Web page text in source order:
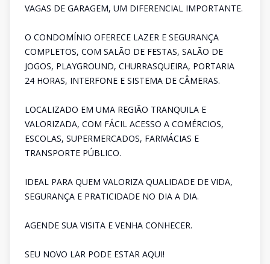
VAGAS DE GARAGEM, UM DIFERENCIAL IMPORTANTE.
O CONDOMÍNIO OFERECE LAZER E SEGURANÇA
COMPLETOS, COM SALÃO DE FESTAS, SALÃO DE
JOGOS, PLAYGROUND, CHURRASQUEIRA, PORTARIA
24 HORAS, INTERFONE E SISTEMA DE CÂMERAS.
LOCALIZADO EM UMA REGIÃO TRANQUILA E
VALORIZADA, COM FÁCIL ACESSO A COMÉRCIOS,
ESCOLAS, SUPERMERCADOS, FARMÁCIAS E
TRANSPORTE PÚBLICO.
IDEAL PARA QUEM VALORIZA QUALIDADE DE VIDA,
SEGURANÇA E PRATICIDADE NO DIA A DIA.
AGENDE SUA VISITA E VENHA CONHECER.
SEU NOVO LAR PODE ESTAR AQUI!